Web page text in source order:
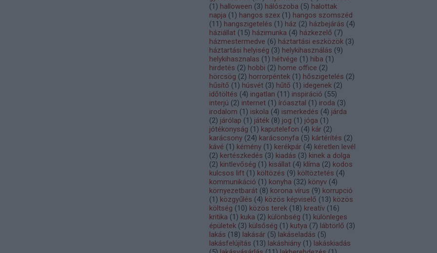
(1) halloween (3) hálószoba (5) halottak
napja (1) hangos szex (1) hangos szomszéd
(11) hangszigetelés (1) ház (2) házbejárás (4)
háziállat (15) házimunka (4) házkezelő (7)
házmestermedve (6) háztartási eszközök (3)
háztartási helyiség (3) helykihasználás (9)
helykihasznalas (1) hétvége (1) hiba (1)
hirdetés (2) hobbi (2) home office (2)
hörcsög (2) horrorpéntek (1) hőszigetelés (2)
hűsítő (1) húsvét (3) hűtő (1) idegenek (2)
időtöltés (4) ingatlan (11) inspiráció (55)
interjú (2) internet (1) íróasztal (1) iroda (3)
irodalom (1) iskola (4) ismerkedés (4) járda
(2) járólap (1) játék (8) jog (1) jóga (1)
jótékonyság (1) kaputelefon (4) kár (2)
karácsony (24) karácsonyfa (5) kártérítés (2)
kávé (1) kémény (1) kerékpár (4) kéretlen levél
(2) kertészkedés (3) kiadás (3) kinek a dolga
(2) kintlevőség (1) kisállat (4) klíma (2) kodos
kulcsos lift (1) költözés (9) költöztetés (4)
kommunikáció (1) konyha (32) könyv (4)
környezetbarát (8) korona vírus (9) korrupció
(1) közgyűlés (4) közös képviselő (13) közös
költség (10) közös terek (18) kreatív (16)
kritika (1) kuka (2) különbség (1) különleges
épületek (3) külsőség (1) kutya (7) lábtörlő (3)
lakás (18) lakásár (5) lakáseladás (5)
lakásfelújítás (13) lakáshiány (1) lakáskiadás